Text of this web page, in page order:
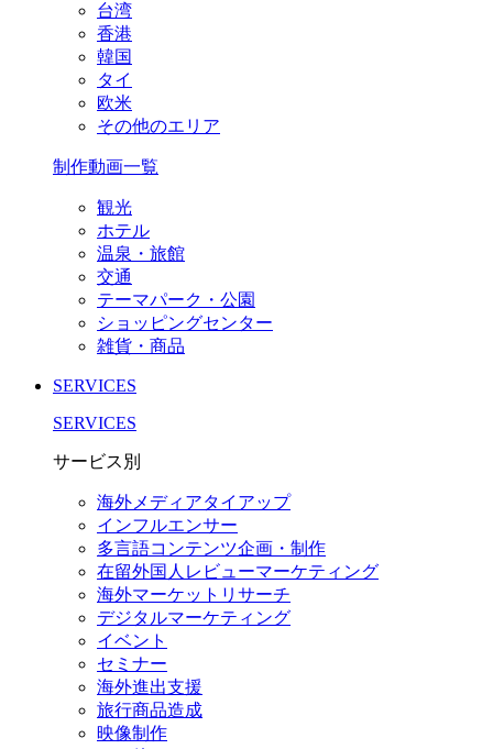
台湾
香港
韓国
タイ
欧米
その他のエリア
制作動画一覧
観光
ホテル
温泉・旅館
交通
テーマパーク・公園
ショッピングセンター
雑貨・商品
SERVICES
SERVICES
サービス別
海外メディアタイアップ
インフルエンサー
多言語コンテンツ企画・制作
在留外国⼈レビューマーケティング
海外マーケットリサーチ
デジタルマーケティング
イベント
セミナー
海外進出支援
旅行商品造成
映像制作